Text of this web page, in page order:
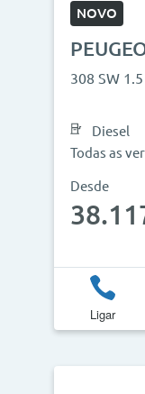
NOVO
308 SW
Diesel
Todas as
Desde
Ligar